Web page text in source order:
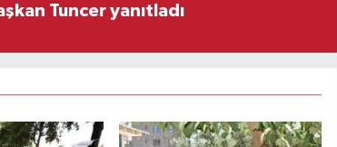
Tuncer yanıtladı